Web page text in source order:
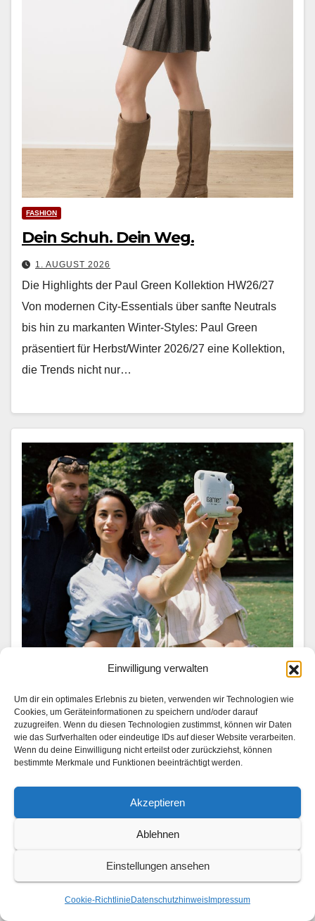
Einwilligung verwalten
Um dir ein optimales Erlebnis zu bieten, verwenden wir Technologien wie
Cookies, um Geräteinformationen zu speichern und/oder darauf
zuzugreifen. Wenn du diesen Technologien zustimmst, können wir Daten
wie das Surfverhalten oder eindeutige IDs auf dieser Website verarbeiten.
Wenn du deine Einwilligung nicht erteilst oder zurückziehst, können
bestimmte Merkmale und Funktionen beeinträchtigt werden.
Akzeptieren
Ablehnen
Einstellungen ansehen
Cookie-Richtlinie Datenschutzhinweis Impressum
FASHION
Dein Schuh. Dein Weg.
1. AUGUST 2026
Die Highlights der Paul Green Kollektion HW26/27
Von mod­er­nen City-Essen­tials über san­fte Neu­trals
bis hin zu markan­ten Win­ter-Styles: Paul Green
präsen­tiert für Herbst/Winter 2026/27 eine Kollek­tion,
die Trends nicht nur…
Trip down memory lane: Analoge
Reiseerinnerungen
1. AUGUST 2026
Mit Lea van Acken, Gizem Emre und Ben Felipe
Momente wiederzuentdecken, die jede Reise prägen
Von Orten der Kind­heit und Lieblingsvierteln bis hin zu